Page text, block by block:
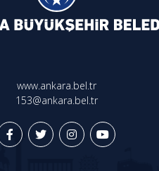
www.ankara.bel.tr
153@ankara.bel.tr